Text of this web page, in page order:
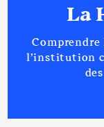
La
l’institution